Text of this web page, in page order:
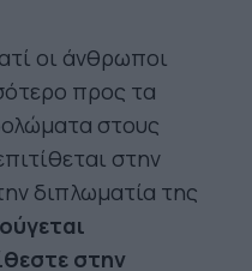
οι άνθρωποι
προς τα
στους
στην
διπλωματία της
στην